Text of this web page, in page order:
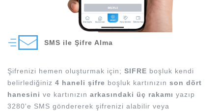
SMS ile Şifre Alma
Şifrenizi hemen oluşturmak için; SIFRE boşluk kendi
belirlediğiniz 4 haneli şifre boşluk kartınızın son dört
hanesini ve kartınızın arkasındaki üç rakamı yazıp
3280'e SMS göndererek şifrenizi alabilir veya